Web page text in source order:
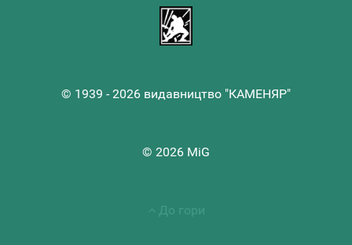
© 1939 - 2026 видавництво "КАМЕНЯР"
© 2026 MiG
До гори